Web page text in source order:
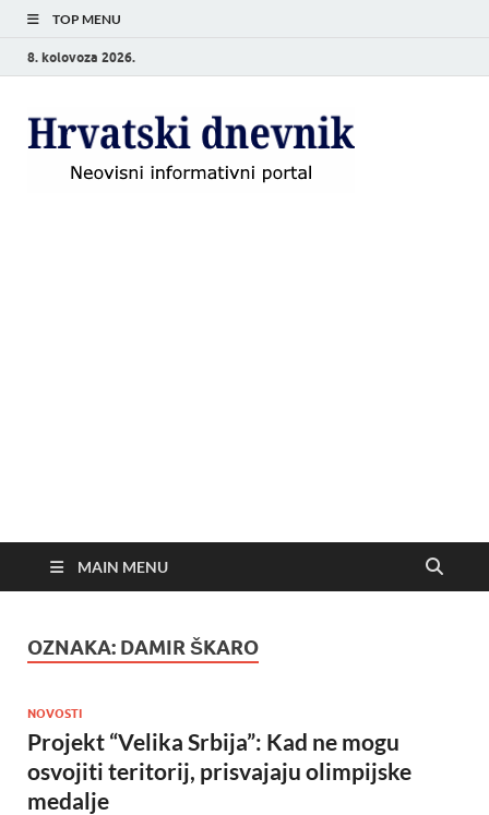
TOP MENU
8. kolovoza 2026.
MAIN MENU
OZNAKA: DAMIR ŠKARO
NOVOSTI
Projekt “Velika Srbija”: Kad ne mogu
osvojiti teritorij, prisvajaju olimpijske
medalje